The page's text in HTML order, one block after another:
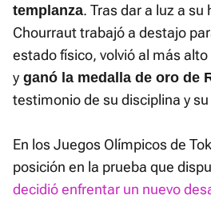
templanza. Tras dar a luz a su
Chourraut trabajó a destajo
estado físico, volvió al más
y ganó la medalla de oro de
testimonio de su disciplina y
En los Juegos Olímpicos de
posición en la prueba que
decidió enfrentar un nuevo